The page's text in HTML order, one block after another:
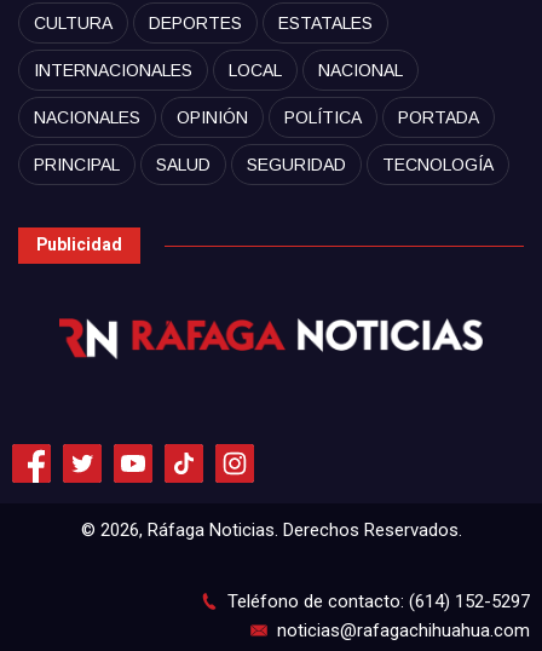
CULTURA DEPORTES ESTATALES
INTERNACIONALES LOCAL NACIONAL
NACIONALES OPINIÓN POLÍTICA PORTADA
PRINCIPAL SALUD SEGURIDAD TECNOLOGÍA
Publicidad
© 2026, Ráfaga Noticias. Derechos Reservados.
Teléfono de contacto: (614) 152-5297
noticias@rafagachihuahua.com